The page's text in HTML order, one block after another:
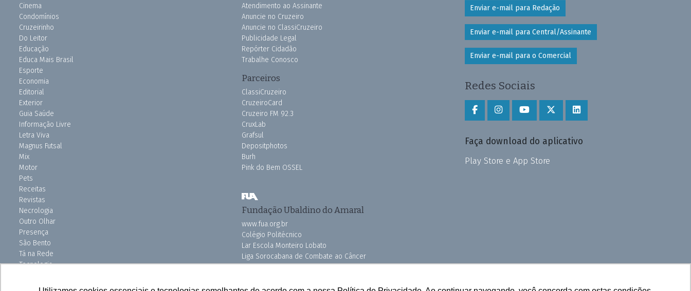
Cinema
Condomínios
Cruzeirinho
Do Leitor
Educação
Educa Mais Brasil
Esporte
Economia
Editorial
Exterior
Guia Saúde
Informação Livre
Letra Viva
Magnus Futsal
Mix
Motor
Pets
Receitas
Revistas
Necrologia
Outro Olhar
Presença
São Bento
Tá na Rede
Tecnologia
Uniso Ciência
Atendimento ao Assinante
Anuncie no Cruzeiro
Anuncie no ClassiCruzeiro
Publicidade Legal
Repórter Cidadão
Trabalhe Conosco
Parceiros
ClassiCruzeiro
CruzeiroCard
Cruzeiro FM 92.3
CruxLab
Grafsul
Depositphotos
Burh
Pink do Bem OSSEL
Fundação Ubaldino do Amaral
www.fua.org.br
Colégio Politécnico
Lar Escola Monteiro Lobato
Liga Sorocabana de Combate ao Câncer
Vila dos Velhinhos
Enviar e-mail para Redação
Enviar e-mail para Central/Assinante
Enviar e-mail para o Comercial
Redes Sociais
Faça download do aplicativo
Play Store e App Store